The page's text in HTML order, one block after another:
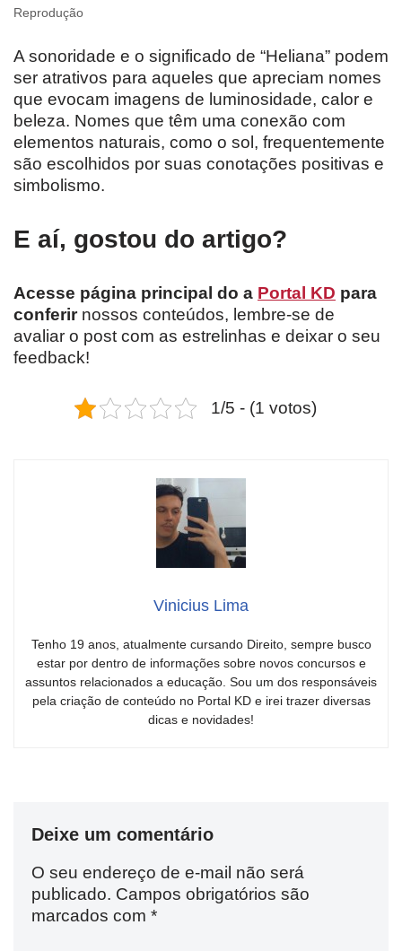
Reprodução
A sonoridade e o significado de “Heliana” podem
ser atrativos para aqueles que apreciam nomes
que evocam imagens de luminosidade, calor e
beleza. Nomes que têm uma conexão com
elementos naturais, como o sol, frequentemente
são escolhidos por suas conotações positivas e
simbolismo.
E aí, gostou do artigo?
Acesse página principal do a Portal KD para
conferirnossos conteúdos, lembre-se de
avaliar o post com as estrelinhas e deixar o seu
feedback!
1/5 - (1 votos)
Vinicius Lima
Tenho 19 anos, atualmente cursando Direito, sempre busco
estar por dentro de informações sobre novos concursos e
assuntos relacionados a educação. Sou um dos responsáveis
pela criação de conteúdo no Portal KD e irei trazer diversas
dicas e novidades!
Deixe um comentário
O seu endereço de e-mail não será
publicado. Campos obrigatórios são
marcados com *